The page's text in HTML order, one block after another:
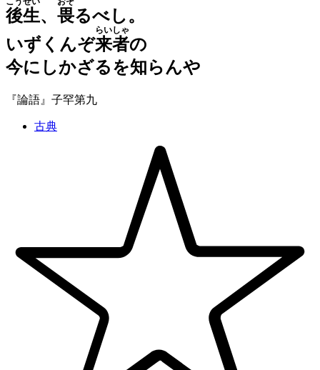
後生、 畏るべし。
いずくんぞ来者
らいしゃ
の
今にしかざるを知らんや
『論語』子罕第九
古典